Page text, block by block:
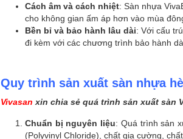
Cách âm và cách nhiệt: Sàn nhựa
cho không gian ấm áp hơn vào mùa
Bền bỉ và bảo hành lâu dài: Với cấu
đi kèm với các chương trình bảo hành
Quy trình sản xuất sàn nhựa
Vivasan xin chia sẻ quá trình sản xuất sàn
Chuẩn bị nguyên liệu: Quá trình sản
(Polyvinyl Chloride), chất gia cường,